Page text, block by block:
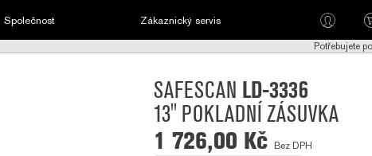
Společnost Zákaznický servis
Potřebujete
SAFESCAN LD-3336
13'' POKLADNÍ ZÁSUVKA
1 726,00 Kč Bez DPH